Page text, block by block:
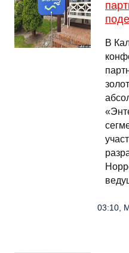
В
03:10,